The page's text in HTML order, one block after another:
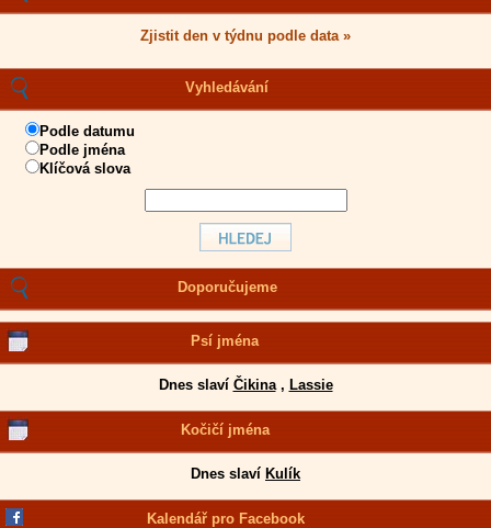
Zjistit den v týdnu podle data »
Vyhledávání
Podle datumu
Podle jména
Klíčová slova
Doporučujeme
Psí jména
Dnes slaví Čikina, Lassie
Kočičí jména
Dnes slaví Kulík
Kalendář pro Facebook